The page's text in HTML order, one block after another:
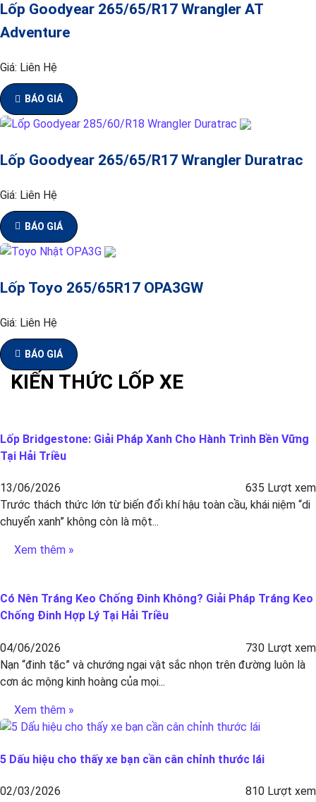
Lốp Goodyear 265/65/R17 Wrangler AT
Adventure
Giá: Liên Hệ
BÁO GIÁ
Lốp Goodyear 265/65/R17 Wrangler Duratrac
Giá: Liên Hệ
BÁO GIÁ
Lốp Toyo 265/65R17 OPA3GW
Giá: Liên Hệ
BÁO GIÁ
KIẾN THỨC LỐP XE
Lốp Bridgestone: Giải Pháp Xanh Cho Hành Trình Bền Vững
Tại Hải Triều
13/06/2026
635 Lượt xem
Trước thách thức lớn từ biến đổi khí hậu toàn cầu, khái niệm “di
chuyển xanh” không còn là một...
Xem thêm »
Có Nên Tráng Keo Chống Đinh Không? Giải Pháp Tráng Keo
Chống Đinh Hợp Lý Tại Hải Triều
04/06/2026
730 Lượt xem
Nạn “đinh tặc” và chướng ngại vật sắc nhọn trên đường luôn là
cơn ác mộng kinh hoàng của mọi...
Xem thêm »
5 Dấu hiệu cho thấy xe bạn cần cân chỉnh thước lái
02/03/2026
810 Lượt xem